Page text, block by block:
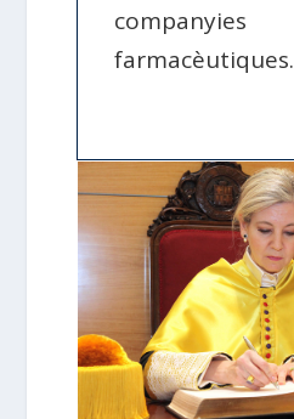
companyies
farmacèutiques.